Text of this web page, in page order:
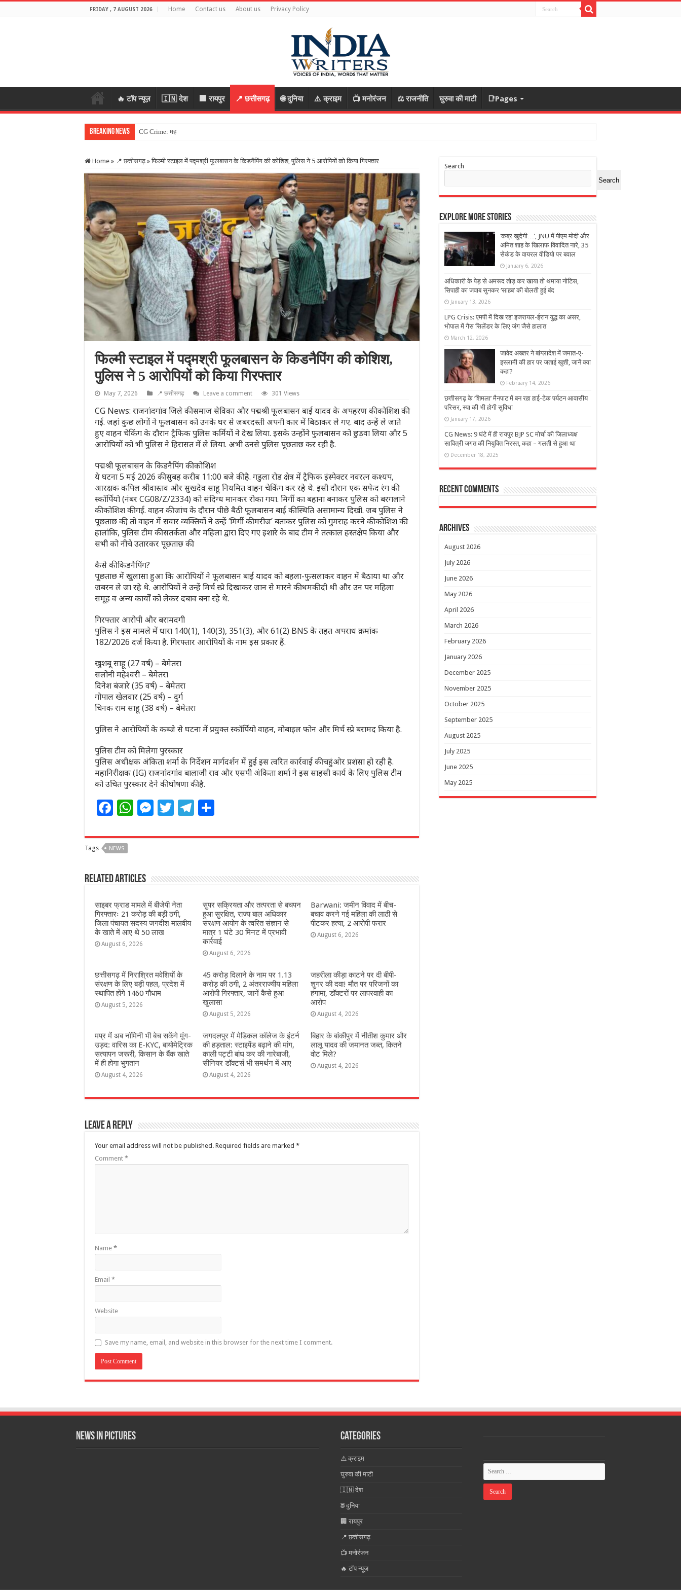
FRIDAY , 7 AUGUST 2026 Home Contact us About us Privacy Policy
🔥 टॉप न्यूज़ 🇮🇳 देश 🏢 रायपुर 📍 छत्तीसगढ़ 🌐 दुनिया ⚠️ क्राइम 📺 मनोरंजन ⚖️ राजनीति घुरुवा की माटी 📑Pages
Breaking News CG Crime: महिला के जेवर लेकर भागे आरोपी, रास्ता पूछक
Home » 📍 छत्तीसगढ़ » फिल्मी स्टाइल में पद्मश्री फूलबासन के किडनैपिंग की कोशिश, पुलिस ने 5 आरोपियों को किया गिरफ्तार
फिल्मी स्टाइल में पद्मश्री फूलबासन के किडनैपिंग की कोशिश,
पुलिस ने 5 आरोपियों को किया गिरफ्तार
May 7, 2026 📍 छत्तीसगढ़ Leave a comment 301 Views
CG News: राजनांदगांव जिले की समाज सेविका और पद्मश्री फूलबासन बाई यादव के अपहरण की कोशिश की
गई. जहां कुछ लोगों ने फूलबासन को उनके घर से जबरदस्ती अपनी कार में बिठाकर ले गए. बाद उन्हें ले जाते
हुए वाहन चेकिंग के दौरान ट्रैफिक पुलिस कर्मियों ने देख लिया. इसके उन्होंने फुलबासन को छुड़वा लिया और 5
आरोपियों को भी पुलिस ने हिरासत में ले लिया. अभी उनसे पुलिस पूछताछ कर रही है.
पद्मश्री फूलबासन के किडनैपिंग की कोशिश
​ये घटना 5 मई 2026 की सुबह करीब 11:00 बजे की है. गडुला रोड क्षेत्र में ट्रैफिक इंस्पेक्टर नवरत्न कश्यप,
आरक्षक कपिल श्रीवास्तव और सुखदेव साहू नियमित वाहन चेकिंग कर रहे थे. इसी दौरान एक सफेद रंग की
स्कॉर्पियो (नंबर CG08/Z/2334) को संदिग्ध मानकर रोका गया. मिर्गी का बहाना बनाकर पुलिस को बरगलाने
की कोशिश की गई. वाहन की जांच के दौरान पीछे बैठी फूलबासन बाई की स्थिति असामान्य दिखी. जब पुलिस ने
पूछताछ की, तो वाहन में सवार व्यक्तियों ने उन्हें ‘मिर्गी की मरीज’ बताकर पुलिस को गुमराह करने की कोशिश की.
हालांकि, पुलिस टीम की सतर्कता और महिला द्वारा दिए गए इशारे के बाद टीम ने तत्काल हस्तक्षेप किया और
सभी को नीचे उतारकर पूछताछ की.
कैसे की किडनैपिंग?
​पूछताछ में खुलासा हुआ कि आरोपियों ने फूलबासन बाई यादव को बहला-फुसलाकर वाहन में बैठाया था और
जबरन ले जा रहे थे. आरोपियों ने उन्हें मिर्च स्प्रे दिखाकर जान से मारने की धमकी दी थी और उन पर महिला
समूह व अन्य कार्यों को लेकर दबाव बना रहे थे.
​गिरफ्तार आरोपी और बरामदगी
पुलिस ने इस मामले में धारा 140(1), 140(3), 351(3), और 61(2) BNS के तहत अपराध क्रमांक
182/2026 दर्ज किया है. गिरफ्तार आरोपियों के नाम इस प्रकार हैं.
​खुशबू साहू (27 वर्ष) – बेमेतरा
​सलोनी महेश्वरी – बेमेतरा
​दिनेश बंजारे (35 वर्ष) – बेमेतरा
​गोपाल खेलवार (25 वर्ष) – दुर्ग
​चिनक राम साहू (38 वर्ष) – बेमेतरा
पुलिस ने आरोपियों के कब्जे से घटना में प्रयुक्त स्कॉर्पियो वाहन, मोबाइल फोन और मिर्च स्प्रे बरामद किया है.
पुलिस टीम को मिलेगा पुरस्कार
पुलिस अधीक्षक अंकिता शर्मा के निर्देशन मार्गदर्शन में हुई इस त्वरित कार्रवाई की चहुंओर प्रशंसा हो रही है.
महानिरीक्षक (IG) राजनांदगांव बालाजी राव और एसपी अंकिता शर्मा ने इस साहसी कार्य के लिए पुलिस टीम
को उचित पुरस्कार देने की घोषणा की है.
F
c
e
b
o
o
k
W
at
A
p
p
M
ss
n
g
e
r
T
itt
r
T
e
ra
m
ar
Tags NEWS
Related Articles
साइबर फ्राड मामले में बीजेपी नेता
गिरफ्तारः 21 करोड़ की बड़ी ठगी,
जिला पंचायत सदस्य जगदीश मालवीय
के खाते में आए थे 50 लाख
August 6, 2026
सुपर सक्रियता और तत्परता से बचपन
हुआ सुरक्षित, राज्य बाल अधिकार
संरक्षण आयोग के त्वरित संज्ञान से
मात्र 1 घंटे 30 मिनट में प्रभावी
कार्रवाई
August 6, 2026
Barwani: जमीन विवाद में बीच-
बचाव करने गई महिला की लाठी से
पीटकर हत्या, 2 आरोपी फरार
August 6, 2026
छत्तीसगढ़ में निराश्रित मवेशियों के
संरक्षण के लिए बड़ी पहल, प्रदेश में
स्थापित होंगे 1460 गौधाम
August 5, 2026
45 करोड़ दिलाने के नाम पर 1.13
करोड़ की ठगी, 2 अंतरराज्यीय महिला
आरोपी गिरफ्तार, जानें कैसे हुआ
खुलासा
August 5, 2026
जहरीला कीड़ा काटने पर दी बीपी-
शुगर की दवा! मौत पर परिजनों का
हंगामा, डॉक्टरों पर लापरवाही का
आरोप
August 4, 2026
मप्र में अब नॉमिनी भी बेच सकेंगे मूंग-
उड़द: वारिस का E-KYC, बायोमेट्रिक
सत्यापन जरूरी, किसान के बैंक खाते
में ही होगा भुगतान
August 4, 2026
जगदलपुर में मेडिकल कॉलेज के इंटर्न
की हड़ताल: स्टाइपेंड बढ़ाने की मांग,
काली पट्टी बांध कर की नारेबाजी,
सीनियर डॉक्टर्स भी समर्थन में आए
August 4, 2026
ब‍िहार के बांकीपुर में न‍ीतीश कुमार और
लालू यादव की जमानत जब्‍त, कितने
वोट मिले?
August 4, 2026
Leave a Reply
Your email address will not be published. Required fields are marked *
Comment *
Name *
Email *
Website
Save my name, email, and website in this browser for the next time I comment.
Search
Search
Explore More Stories
‘कब्र खुदेगी…’, JNU में पीएम मोदी और
अमित शाह के खिलाफ विवादित नारे, 35
सेकंड के वायरल वीडियो पर बवाल
January 6, 2026
अधिकारी के पेड़ से अमरूद तोड़ कर खाया तो थमाया नोटिस,
सिपाही का जवाब सुनकर ‘साहब’ की बोलती हुई बंद
January 13, 2026
LPG Crisis: एमपी में दिख रहा इजरायल-ईरान युद्ध का असर,
भोपाल में गैस सिलेंडर के लिए जंग जैसे हालात
March 12, 2026
जावेद अख्तर ने बांग्लादेश में जमात-ए-
इस्लामी की हार पर जताई खुशी, जानें क्या
कहा?
February 14, 2026
छत्तीसगढ़ के ‘शिमला’ मैनपाट में बन रहा हाई-टेक पर्यटन आवासीय
परिसर, स्पा की भी होगी सुविधा
January 17, 2026
CG News: 9 घंटे में ही रायपुर BJP SC मोर्चा की जिलाध्यक्ष
सावित्री जगत की नियुक्ति निरस्त, कहा – गलती से हुआ था
December 18, 2025
Recent Comments
Archives
August 2026
July 2026
June 2026
May 2026
April 2026
March 2026
February 2026
January 2026
December 2025
November 2025
October 2025
September 2025
August 2025
July 2025
June 2025
May 2025
News in Pictures Categories
⚠️ क्राइम
घुरुवा की माटी
🇮🇳 देश
🌐 दुनिया
🏢 रायपुर
📍 छत्तीसगढ़
📺 मनोरंजन
🔥 टॉप न्यूज़